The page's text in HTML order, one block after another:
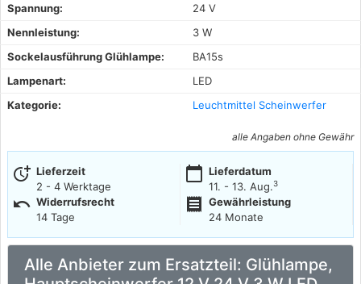
Spannung:
24 V
Nennleistung:
3 W
Sockelausführung Glühlampe:
BA15s
Lampenart:
LED
Kategorie:
Leuchtmittel Scheinwerfer
alle Angaben ohne Gewähr
more_time Lieferzeit
2 - 4 Werktage
calendar_today Lieferdatum
11. - 13. Aug.3
undo Widerrufsrecht
14 Tage
receipt
Gewährleistung
24 Monate
Alle Anbieter zum Ersatzteil: Glühlampe,